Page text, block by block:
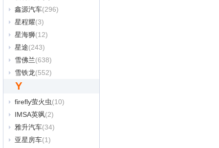
鑫源汽车(296)
星程耀(3)
星海狮(12)
星途(243)
雪佛兰(638)
雪铁龙(552)
Y
firefly萤火虫(10)
IMSA英飒(2)
雅升汽车(34)
亚星房车(1)